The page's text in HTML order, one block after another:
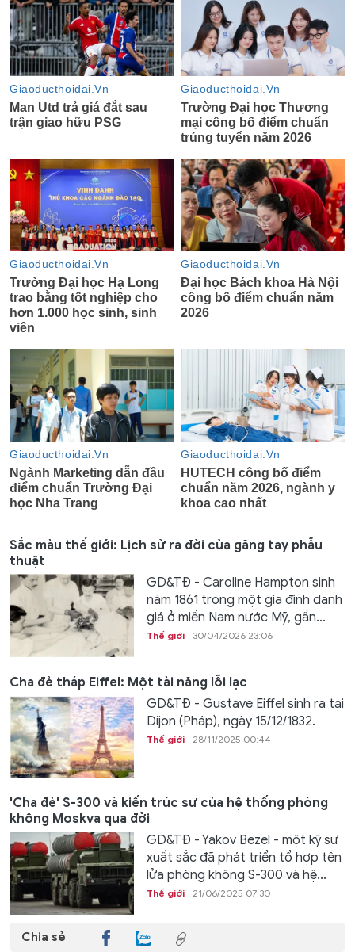
Sắc màu thế giới: Lịch sử ra đời của găng tay phẫu
thuật
GD&TĐ - Caroline Hampton sinh
năm 1861 trong một gia đình danh
giá ở miền Nam nước Mỹ, gần...
Thế giới 30/04/2026 23:06
Cha đẻ tháp Eiffel: Một tài năng lỗi lạc
GD&TĐ - Gustave Eiffel sinh ra tại
Dijon (Pháp), ngày 15/12/1832.
Thế giới 28/11/2025 00:44
'Cha đẻ' S-300 và kiến ​​trúc sư của hệ thống phòng
không Moskva qua đời
GD&TĐ - Yakov Bezel - một kỹ sư
xuất sắc đã phát triển tổ hợp tên
lửa phòng không S-300 và hệ...
Thế giới 21/06/2025 07:30
Chia sẻ